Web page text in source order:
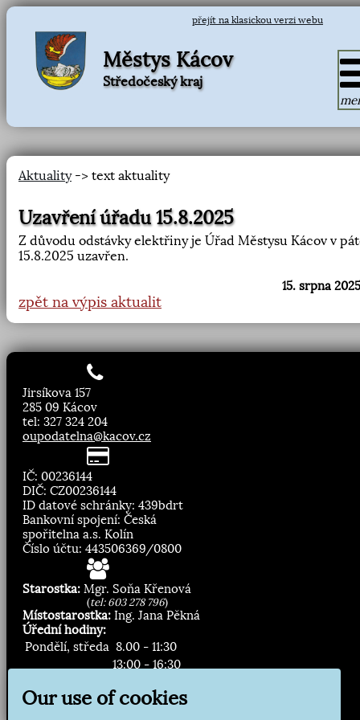
přejít na klasickou verzi webu
Městys Kácov
Středočeský kraj
Aktuality-> text aktuality
Uzavření úřadu 15.8.2025
Z důvodu odstávky elektřiny je Úřad Městysu Kácov v
15.8.2025 uzavřen.
15. srpna
zpět na výpis aktualit
Jirsíkova 157
285 09 Kácov
tel: 327 324 204
oupodatelna@kacov.cz
IČ: 00236144
DIČ: CZ00236144
ID datové schránky: 439bdrt
Bankovní spojení: Česká
spořitelna a.s. Kolín
Číslo účtu: 443506369/0800
Starostka: Mgr. Soňa Křenová
(tel: 603 278 796)
Místostarostka: Ing. Jana Pěkná
Úřední hodiny:
Pondělí, středa 8.00 - 11:30
13:00 - 16:30
Zasílání novinek:
Our use of cookies